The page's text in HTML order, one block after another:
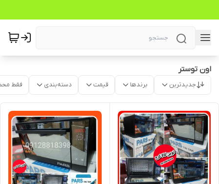
اون توستر
جدیدترین برندها قیمت دسته‌بندی فقط